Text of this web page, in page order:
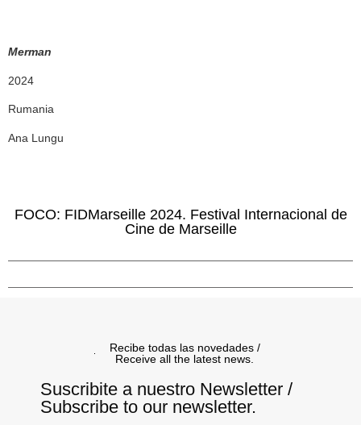
Merman
2024
Rumania
Ana Lungu
FOCO: FIDMarseille 2024. Festival Internacional de
Cine de Marseille
Recibe todas las novedades /
Receive all the latest news.
Suscribite a nuestro Newsletter /
Subscribe to our newsletter.